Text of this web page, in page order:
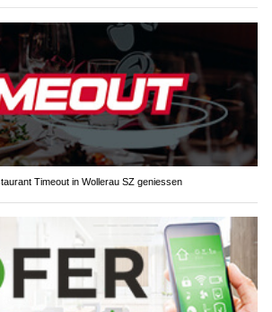
Timeout in Wollerau SZ geniessen